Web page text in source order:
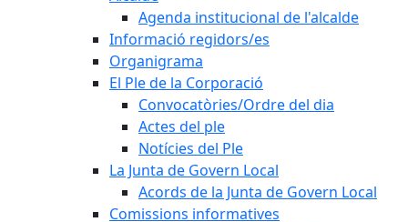
Agenda institucional de l'alcalde
Informació regidors/es
Organigrama
El Ple de la Corporació
Convocatòries/Ordre del dia
Actes del ple
Notícies del Ple
La Junta de Govern Local
Acords de la Junta de Govern Local
Comissions informatives